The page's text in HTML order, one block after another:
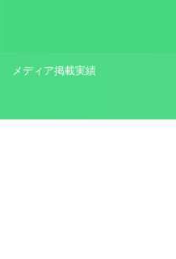
メディア掲載実績